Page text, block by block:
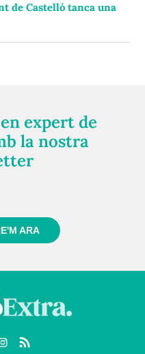
de Castelló tanca una
expert de
la nostra
ARA